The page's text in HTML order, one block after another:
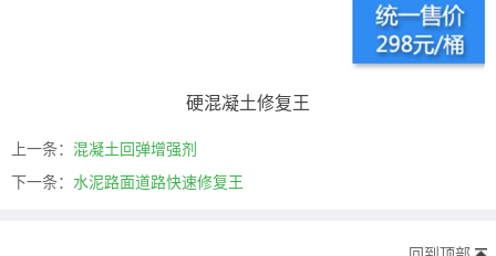
硬混凝土修复王
上一条： 混凝土回弹增强剂
下一条： 水泥路面道路快速修复王